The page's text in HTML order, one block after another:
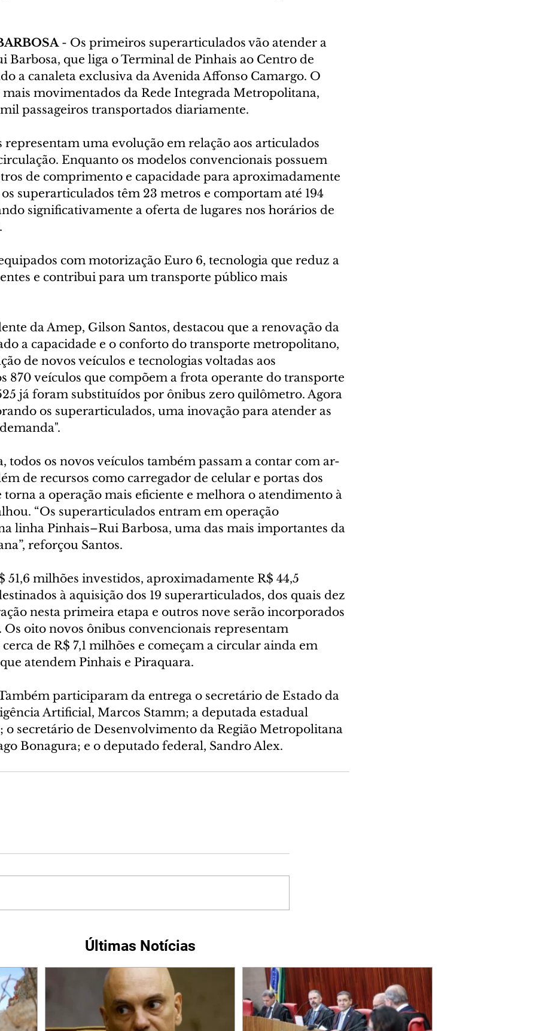
- Os primeiros superarticulados vão atender a
Barbosa, que liga o Terminal de Pinhais ao Centro de
a canaleta exclusiva da Avenida Affonso Camargo. O
movimentados da Rede Integrada Metropolitana,
mil passageiros transportados diariamente.
representam uma evolução em relação aos articulados
Enquanto os modelos convencionais possuem
de comprimento e capacidade para aproximadamente
os superarticulados têm 23 metros e comportam até 194
significativamente a oferta de lugares nos horários de
com motorização Euro 6, tecnologia que reduz a
e contribui para um transporte público mais
da Amep, Gilson Santos, destacou que a renovação da
a capacidade e o conforto do transporte metropolitano,
de novos veículos e tecnologias voltadas aos
870 veículos que compõem a frota operante do transporte
já foram substituídos por ônibus zero quilômetro. Agora
os superarticulados, uma inovação para atender as
todos os novos veículos também passam a contar com ar-
de recursos como carregador de celular e portas dos
torna a operação mais eficiente e melhora o atendimento à
“Os superarticulados entram em operação
linha Pinhais–Rui Barbosa, uma das mais importantes da
reforçou Santos.
51,6 milhões investidos, aproximadamente R$ 44,5
à aquisição dos 19 superarticulados, dos quais dez
nesta primeira etapa e outros nove serão incorporados
Os oito novos ônibus convencionais representam
de R$ 7,1 milhões e começam a circular ainda em
atendem Pinhais e Piraquara.
participaram da entrega o secretário de Estado da
Artificial, Marcos Stamm; a deputada estadual
secretário de Desenvolvimento da Região Metropolitana
Bonagura; e o deputado federal, Sandro Alex.
Últimas Notícias